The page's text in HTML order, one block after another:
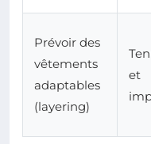
Prévoir des
vêtements
adaptables
(layering)
et